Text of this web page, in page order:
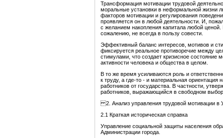
Трансформация мотивации трудовой
моральные установки в неформальной жизни
факторов мотивации и регулирования
проявляется он в любой деятельности. И,
с желанием накопления капитала любой
сожалению, не всегда в пользу совести.
Эффективный баланс интересов, мотивов и
фиксируется реальное противоречие между
стимулами, что создает кризисное состояние
активности человека и общества в целом.
В то же время усиливаются роль и
к труду, а где-то - и материальная
работников от государства. В частности,
работников, выражающийся в свободном
2. Анализ управления трудовой мотивации в
2.1 Краткая историческая справка
Управление социальной защиты населения
Администрации города.